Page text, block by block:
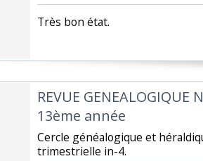
‎Très bon état.‎
‎REVUE GENEALOGIQUE
13ème année‎
‎Cercle généalogique et
trimestrielle in-4.‎